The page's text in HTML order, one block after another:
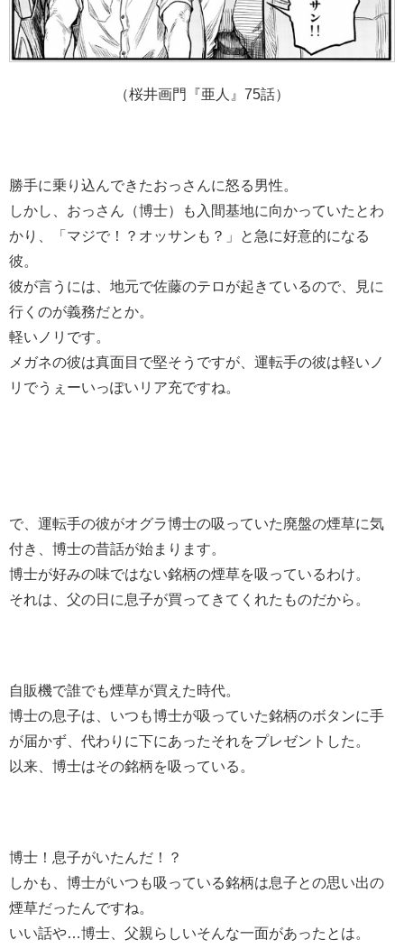
（桜井画門『亜人』75話）
勝手に乗り込んできたおっさんに怒る男性。
しかし、おっさん（博士）も入間基地に向かっていたとわ
かり、「マジで！？オッサンも？」と急に好意的になる
彼。
彼が言うには、地元で佐藤のテロが起きているので、見に
行くのが義務だとか。
軽いノリです。
メガネの彼は真面目で堅そうですが、運転手の彼は軽いノ
リでうぇーいっぽいリア充ですね。
で、運転手の彼がオグラ博士の吸っていた廃盤の煙草に気
付き、博士の昔話が始まります。
博士が好みの味ではない銘柄の煙草を吸っているわけ。
それは、父の日に息子が買ってきてくれたものだから。
自販機で誰でも煙草が買えた時代。
博士の息子は、いつも博士が吸っていた銘柄のボタンに手
が届かず、代わりに下にあったそれをプレゼントした。
以来、博士はその銘柄を吸っている。
博士！息子がいたんだ！？
しかも、博士がいつも吸っている銘柄は息子との思い出の
煙草だったんですね。
いい話や…博士、父親らしいそんな一面があったとは。